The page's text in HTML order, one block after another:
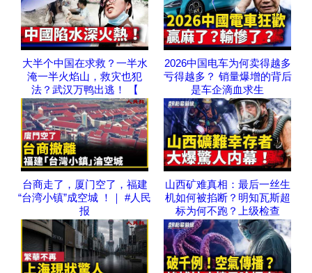
大半个中国在求救？一半水
淹一半火焰山，救灾也犯
法？武汉万鸭出逃！ 【
2026中国电车为何卖得越多
亏得越多？ 销量爆增的背后
是车企滴血求生
台商走了，厦门空了，福建
“台湾小镇”成空城 ！｜ #人民
报
山西矿难真相：最后一丝生
机如何被掐断？明知瓦斯超
标为何不跑？上级检查